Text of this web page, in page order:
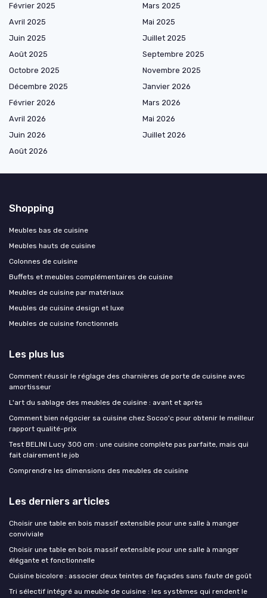
Février 2025
Mars 2025
Avril 2025
Mai 2025
Juin 2025
Juillet 2025
Août 2025
Septembre 2025
Octobre 2025
Novembre 2025
Décembre 2025
Janvier 2026
Février 2026
Mars 2026
Avril 2026
Mai 2026
Juin 2026
Juillet 2026
Août 2026
Shopping
Meubles bas de cuisine
Meubles hauts de cuisine
Colonnes de cuisine
Buffets et meubles complémentaires de cuisine
Meubles de cuisine par matériaux
Meubles de cuisine design et luxe
Meubles de cuisine fonctionnels
Les plus lus
Comment réussir le réglage des charnières de porte de cuisine avec
amortisseur
L'art du sablage des meubles de cuisine : avant et après
Comment bien négocier sa cuisine chez Socoo'c pour obtenir le meilleur
rapport qualité-prix
Test BELINI Lucy 300 cm : une cuisine complète pas parfaite, mais qui
fait clairement le job
Comprendre les dimensions des meubles de cuisine
Les derniers articles
Choisir une table en bois massif extensible pour une salle à manger
conviviale
Choisir une table en bois massif extensible pour une salle à manger
élégante et fonctionnelle
Cuisine bicolore : associer deux teintes de façades sans faute de goût
Tri sélectif intégré au meuble de cuisine : les systèmes qui rendent le